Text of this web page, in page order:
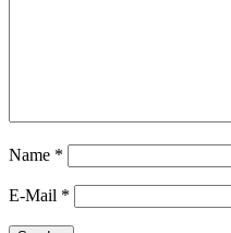
Name *
E-Mail *